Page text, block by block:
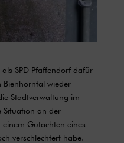
als SPD Pfaffendorfdafür
Bienhorntal wieder
Stadtverwaltung im
Situation an der
Gutachten eines
verschlechtert habe.